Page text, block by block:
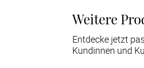
Weitere
Entdecke jetzt
Kundinnen und